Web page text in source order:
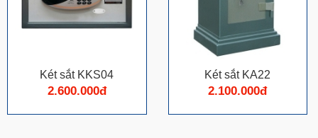
Két sắt KKS04
2.600.000đ
Két sắt KA22
2.100.000đ